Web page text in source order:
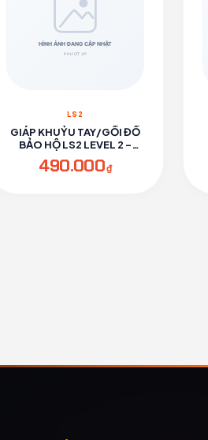
LS2
GIÁP KHUỶU TAY/GỐI ĐỒ
BẢO HỘ LS2 LEVEL 2 -
PHƯỢT 4P
490.000₫